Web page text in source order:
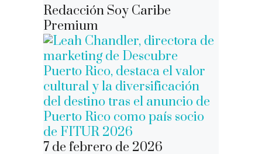
Redacción Soy Caribe
Premium
7 de febrero de 2026